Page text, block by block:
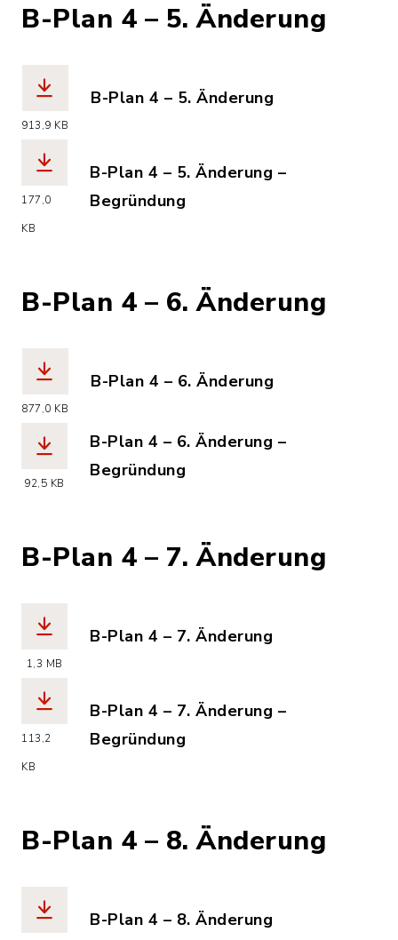
B-Plan 4 – 5. Änderung
913,9 KB
B-Plan 4 – 5. Änderung
177,0
KB
B-Plan 4 – 5. Änderung –
Begründung
B-Plan 4 – 6. Änderung
877,0 KB
B-Plan 4 – 6. Änderung
92,5 KB
B-Plan 4 – 6. Änderung –
Begründung
B-Plan 4 – 7. Änderung
1,3 MB
B-Plan 4 – 7. Änderung
113,2
KB
B-Plan 4 – 7. Änderung –
Begründung
B-Plan 4 – 8. Änderung
B-Plan 4 – 8. Änderung